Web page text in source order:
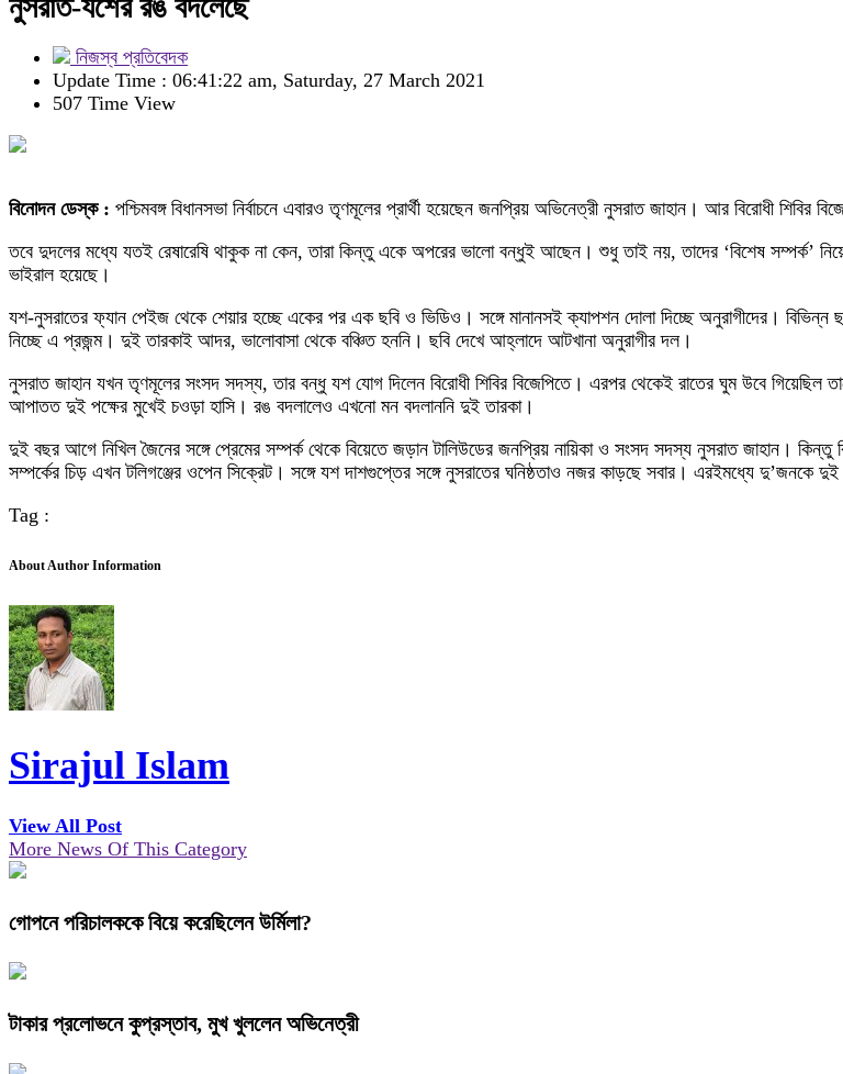
নুসরাত-যশের রঙ বদলেছে
নিজস্ব প্রতিবেদক
Update Time : 06:41:22 am, Saturday, 27 March 2021
507 Time View
বিনোদন ডেস্ক : পশ্চিমবঙ্গ বিধানসভা নির্বাচনে এবারও তৃণমূলের প্রার্থী হয়েছেন জনপ্রিয় অভিনেত্রী নুসরাত জাহান। আর বিরোধী
তবে দুদলের মধ্যে যতই রেষারেষি থাকুক না কেন, তারা কিন্তু একে অপরের ভালো বন্ধুই আছেন। শুধু তাই নয়, তাদের ‘বিশেষ সম্পর্ক’ নিয়ে
ভাইরাল হয়েছে।
যশ-নুসরাতের ফ্যান পেইজ থেকে শেয়ার হচ্ছে একের পর এক ছবি ও ভিডিও। সঙ্গে মানানসই ক্যাপশন দোলা দিচ্ছে অনুরাগীদের।
নিচ্ছে এ প্রজন্ম। দুই তারকাই আদর, ভালোবাসা থেকে বঞ্চিত হননি। ছবি দেখে আহ্লাদে আটখানা অনুরাগীর দল।
নুসরাত জাহান যখন তৃণমূলের সংসদ সদস্য, তার বন্ধু যশ যোগ দিলেন বিরোধী শিবির বিজেপিতে। এরপর থেকেই রাতের ঘুম উবে গিয়েছিল
আপাতত দুই পক্ষের মুখেই চওড়া হাসি। রঙ বদলালেও এখনো মন বদলাননি দুই তারকা।
দুই বছর আগে নিখিল জৈনের সঙ্গে প্রেমের সম্পর্ক থেকে বিয়েতে জড়ান টালিউডের জনপ্রিয় নায়িকা ও সংসদ সদস্য নুসরাত জাহান।
সম্পর্কের চিড় এখন টলিগঞ্জের ওপেন সিক্রেট। সঙ্গে যশ দাশগুপ্তের সঙ্গে নুসরাতের ঘনিষ্ঠতাও নজর কাড়ছে সবার। এরইমধ্যে দু’জনকে
Tag :
About Author Information
Sirajul Islam
View All Post
More News Of This Category
গোপনে পরিচালককে বিয়ে করেছিলেন উর্মিলা?
টাকার প্রলোভনে কুপ্রস্তাব, মুখ খুললেন অভিনেত্রী